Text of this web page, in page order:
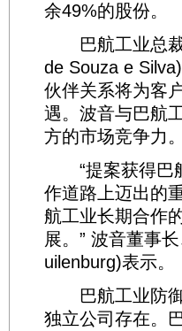
余49%的股份。
巴航工业总裁
de Souza e
伙伴关系将为客
遇。波音与巴航
方的市场竞争力
“提案获得巴航
作道路上迈出的
航工业长期合作
展。” 波音董事
uilenburg)表示。
巴航工业防御
独立公司存在。